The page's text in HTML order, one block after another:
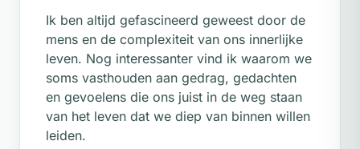
Ik ben altijd gefascineerd geweest door de
mens en de complexiteit van ons innerlijke
leven. Nog interessanter vind ik waarom we
soms vasthouden aan gedrag, gedachten
en gevoelens die ons juist in de weg staan
van het leven dat we diep van binnen willen
leiden.